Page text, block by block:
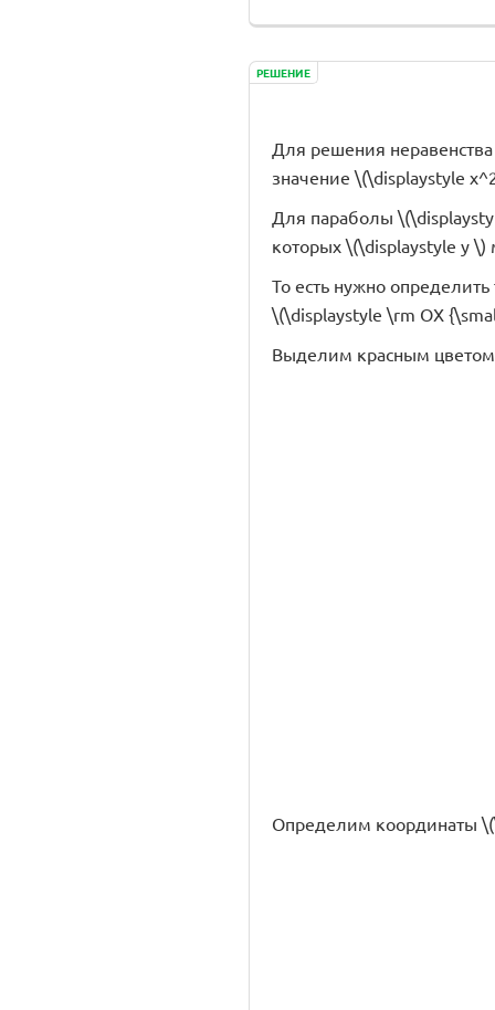
РЕШЕНИЕ
Для решения
значение \(\displaystyle
Для параболы
которых \(\displaystyle y
То есть нужно
\(\displaystyle \rm OX
Выделим красным
Определим координаты